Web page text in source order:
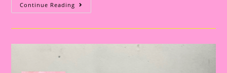
Continue Reading Lembrancinha
De
|Páscoa